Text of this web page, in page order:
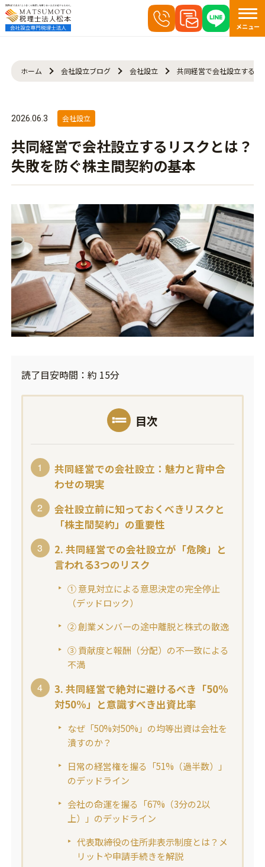
メニュー
ホーム 会社設立ブログ 会社設立 共同経営で会社設立する
2026.06.3 会社設立
共同経営で会社設立するリスクとは？
失敗を防ぐ株主間契約の基本
読了目安時間：約 15分
目次
共同経営での会社設立：魅力と背中合
わせの現実
会社設立前に知っておくべきリスクと
「株主間契約」の重要性
2. 共同経営での会社設立が「危険」と
言われる3つのリスク
① 意見対立による意思決定の完全停止
（デッドロック）
② 創業メンバーの途中離脱と株式の散逸
③ 貢献度と報酬（分配）の不一致による
不満
3. 共同経営で絶対に避けるべき「50%
対50%」と意識すべき出資比率
なぜ「50%対50%」の均等出資は会社を
潰すのか？
日常の経営権を握る「51%（過半数）」
のデッドライン
会社の命運を握る「67%（3分の2以
上）」のデッドライン
代表取締役の住所非表示制度とは？メ
リットや申請手続きを解説